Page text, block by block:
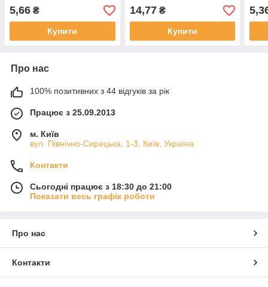
5,66 ₴
Купити
14,77₴
Купити
Про нас
100% позитивних з 44 відгуків за рік
Працює з 25.09.2013
м. Київ
вул. Північно-Сирецька, 1-3, Київ, Україна
Контакти
Сьогодні працює з 18:30 до 21:00
Показати весь графік роботи
Про нас
Контакти